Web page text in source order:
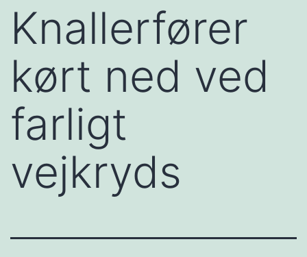
Knallerfører
kørt ned ved
farligt
vejkryds